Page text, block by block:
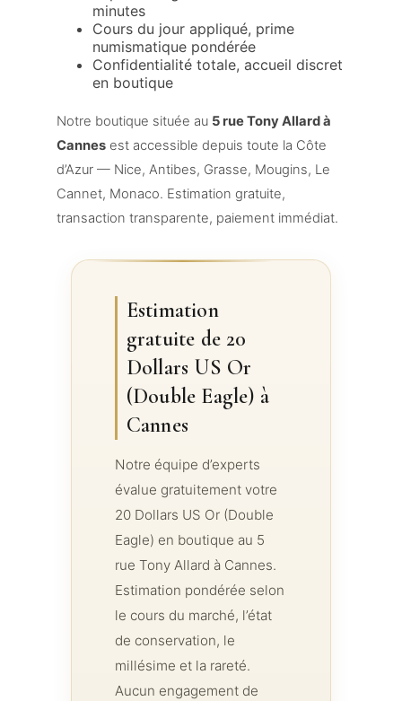
minutes
Cours du jour appliqué, prime
numismatique pondérée
Confidentialité totale, accueil discret
en boutique
Notre boutique située au 5 rue Tony Allard à
Cannesest accessible depuis toute la Côte
d’Azur — Nice, Antibes, Grasse, Mougins, Le
Cannet, Monaco. Estimation gratuite,
transaction transparente, paiement immédiat.
Estimation
gratuite de 20
Dollars US Or
(Double Eagle) à
Cannes
Notre équipe d’experts
évalue gratuitement votre
20 Dollars US Or (Double
Eagle) en boutique au 5
rue Tony Allard à Cannes.
Estimation pondérée selon
le cours du marché, l’état
de conservation, le
millésime et la rareté.
Aucun engagement de